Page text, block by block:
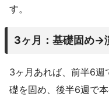
す。
3ヶ月：基礎固め→
3ヶ月あれば、前半6週
礎を固め、後半6週で